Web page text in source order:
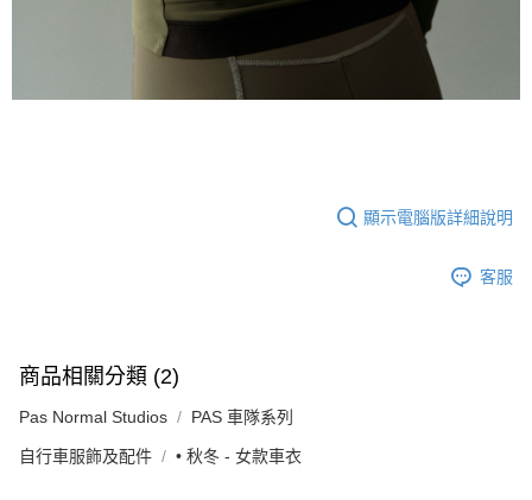
顯示電腦版詳細說明
客服
商品相關分類 (2)
Pas Normal Studios PAS 車隊系列
自行車服飾及配件 • 秋冬 - 女款車衣